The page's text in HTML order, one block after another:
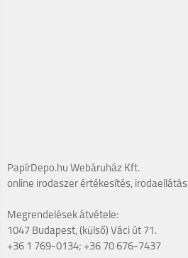
PapírDepo.hu Webáruház Kft.
online irodaszer értékesítés, irodaellátás
Megrendelések átvétele:
1047 Budapest, (külső) Váci út 71.
+36 1 769-0134; +36 70 676-7437